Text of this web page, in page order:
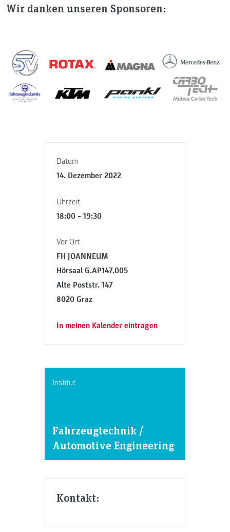
Datum
14. Dezember 2022
Uhrzeit
18:00 – 19:30
Vor Ort
FH JOANNEUM
Hörsaal G.AP147.005
Alte Poststr. 147
8020 Graz
In meinen Kalender eintragen
Institut
Fahrzeugtechnik /
Automotive Engineering
Kontakt:
Wir danken unseren Sponsoren: